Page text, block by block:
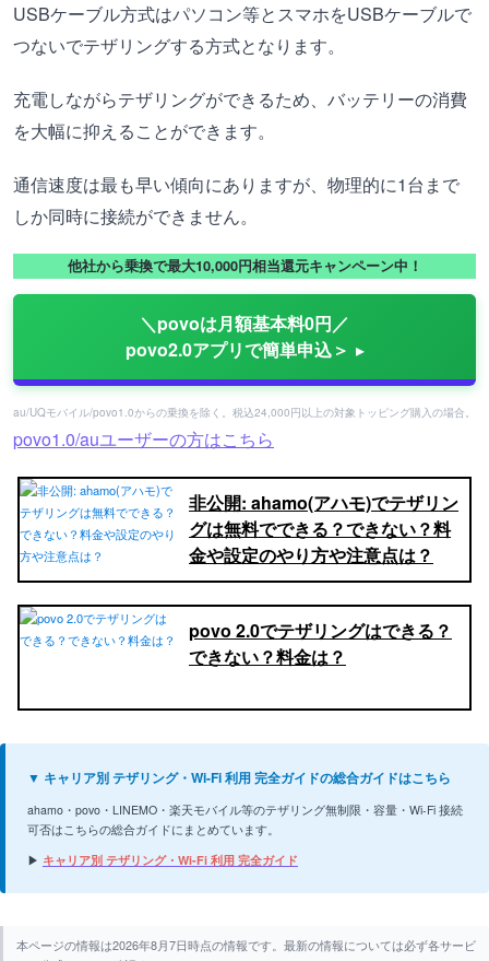
USBケーブル方式はパソコン等とスマホをUSBケーブルで
つないでテザリングする方式となります。
充電しながらテザリングができるため、バッテリーの消費
を大幅に抑えることができます。
通信速度は最も早い傾向にありますが、物理的に1台まで
しか同時に接続ができません。
他社から乗換で最大10,000円相当還元キャンペーン中！
＼povoは月額基本料0円／
povo2.0アプリで簡単申込＞
au/UQモバイル/povo1.0からの乗換を除く。税込24,000円以上の対象トッピング購入の場合。
povo1.0/auユーザーの方はこちら
非公開: ahamo(アハモ)でテザリン
グは無料でできる？できない？料
金や設定のやり方や注意点は？
povo 2.0でテザリングはできる？
できない？料金は？
▼ キャリア別 テザリング・Wi-Fi 利用 完全ガイドの総合ガイドはこちら
ahamo・povo・LINEMO・楽天モバイル等のテザリング無制限・容量・Wi-Fi 接続
可否はこちらの総合ガイドにまとめています。
▶ キャリア別 テザリング・Wi-Fi 利用 完全ガイド
本ページの情報は2026年8月7日時点の情報です。最新の情報については必ず各サービ